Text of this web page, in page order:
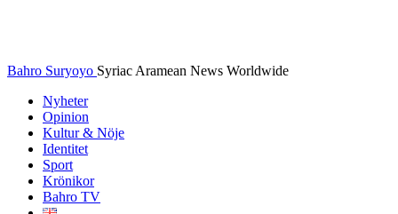
Bahro Suryoyo Syriac Aramean News Worldwide
Nyheter
Opinion
Kultur & Nöje
Identitet
Sport
Krönikor
Bahro TV